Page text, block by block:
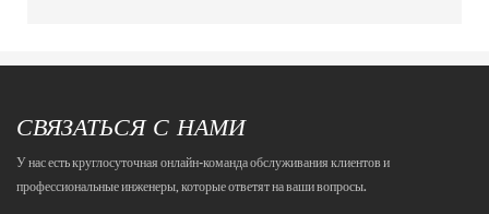
СВЯЗАТЬСЯ С НАМИ
У нас есть круглосуточная онлайн-команда обслуживания клиентов и
профессиональные инженеры, которые ответят на ваши вопросы.